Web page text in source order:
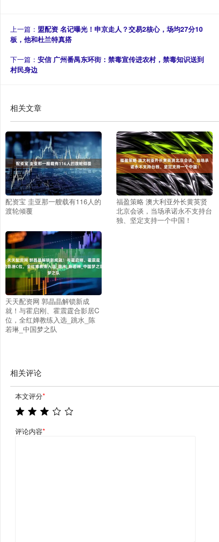
上一篇： 盟配资 名记曝光！申京走人？交易2核心，场均27分10
板，他和杜兰特真搭
下一篇： 安信 广州番禺东环街：禁毒宣传进农村，禁毒知识送到
村民身边
相关文章
配资宝 圭亚那一艘载有116人的
渡轮倾覆
福盈策略 澳大利亚外长黄英贤
北京会谈，当场承诺永不支持台
独、坚定支持一个中国！
天天配资网 郭晶晶解锁新成
就！与霍启刚、霍震霆合影居C
位，全红婵教练入选_跳水_陈
若琳_中国梦之队
相关评论
本文评分*
评论内容*